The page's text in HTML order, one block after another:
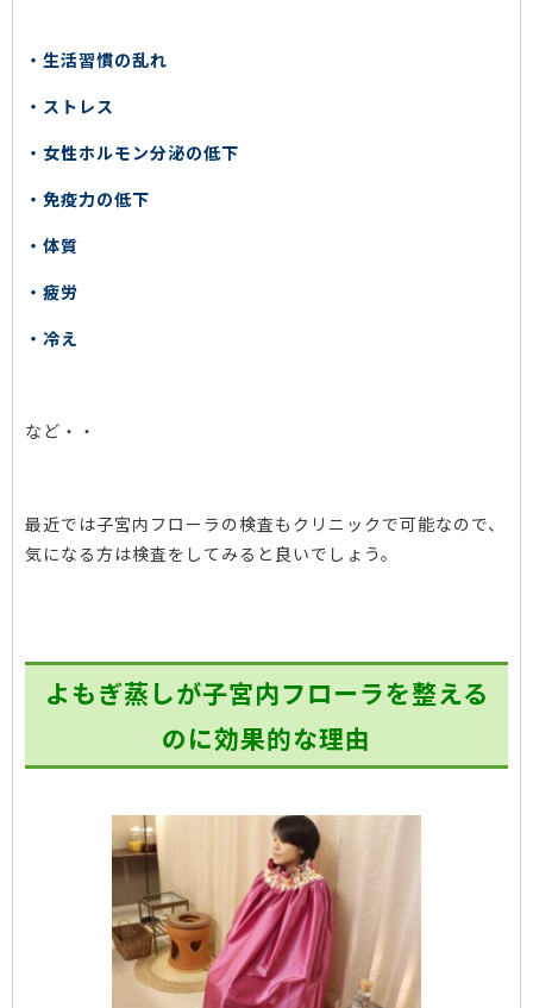
・生活習慣の乱れ
・ストレス
・女性ホルモン分泌の低下
・免疫力の低下
・体質
・疲労
・冷え
など・・
最近では子宮内フローラの検査もクリニックで可能なので、
気になる方は検査をしてみると良いでしょう。
よもぎ蒸しが子宮内フローラを整える
のに効果的な理由